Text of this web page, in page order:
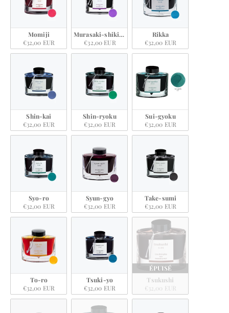
Momiji
€32,00 EUR
Murasaki-shikibu
€32,00 EUR
Rikka
€32,00 EUR
Shin-kai
€32,00 EUR
Shin-ryoku
€32,00 EUR
Sui-gyoku
€32,00 EUR
Syo-ro
€32,00 EUR
Syun-gyo
€32,00 EUR
Take-sumi
€32,00 EUR
To-ro
€32,00 EUR
Tsuki-yo
€32,00 EUR
ÉPUISÉ
Tsukushi
€32,00 EUR